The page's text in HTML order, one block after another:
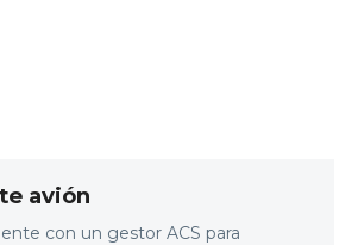
avión
con un gestor ACS para